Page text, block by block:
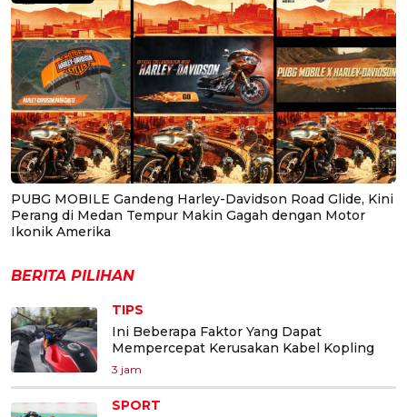
PUBG MOBILE Gandeng Harley-Davidson Road Glide, Kini
Perang di Medan Tempur Makin Gagah dengan Motor
Ikonik Amerika
BERITA PILIHAN
TIPS
Ini Beberapa Faktor Yang Dapat
Mempercepat Kerusakan Kabel Kopling
3 jam
SPORT